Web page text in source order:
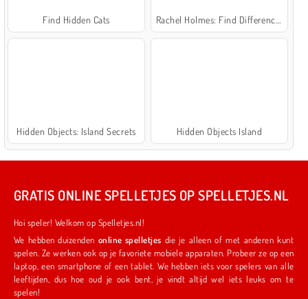
Find Hidden Cats
Hidden Objects: Island Secrets Hidden Objects Island
GRATIS ONLINE SPELLETJES OP SPELLETJES.NL
Hoi speler! Welkom op Spelletjes.nl!
We hebben duizenden online spelletjes die je alleen of met anderen kunt
spelen. Ze werken ook op je favoriete mobiele apparaten. Probeer ze op een
laptop, een smartphone of een tablet. We hebben iets voor spelers van alle
leeftijden, dus hoe oud je ook bent, je vindt altijd wel iets leuks om te
spelen!